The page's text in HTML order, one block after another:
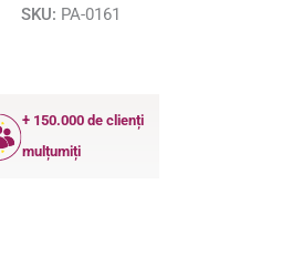
SKU: PA-0161
+ 150.000 de clienți
mulțumiți